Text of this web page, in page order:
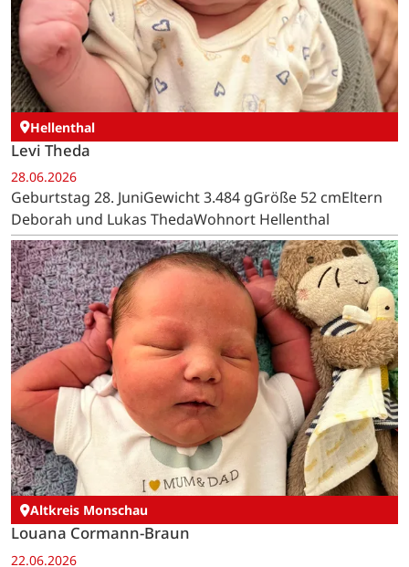
Hellenthal
Levi Theda
28.06.2026
Geburtstag 28. JuniGewicht 3.484 gGröße 52 cmEltern
Deborah und Lukas ThedaWohnort Hellenthal
Altkreis Monschau
Louana Cormann-Braun
22.06.2026